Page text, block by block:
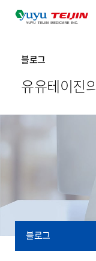
블로그
유유테이진의
블로그